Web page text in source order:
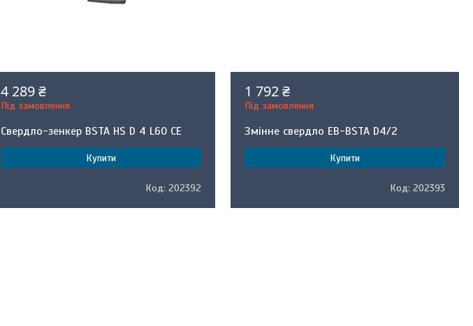
4 289 ₴
Під замовлення
Свердло-зенкер BSTA HS D 4 L60 CE
Купити
202392
1 792 ₴
Під замовлення
Змінне свердло EB-BSTA D4/2
Купити
202393